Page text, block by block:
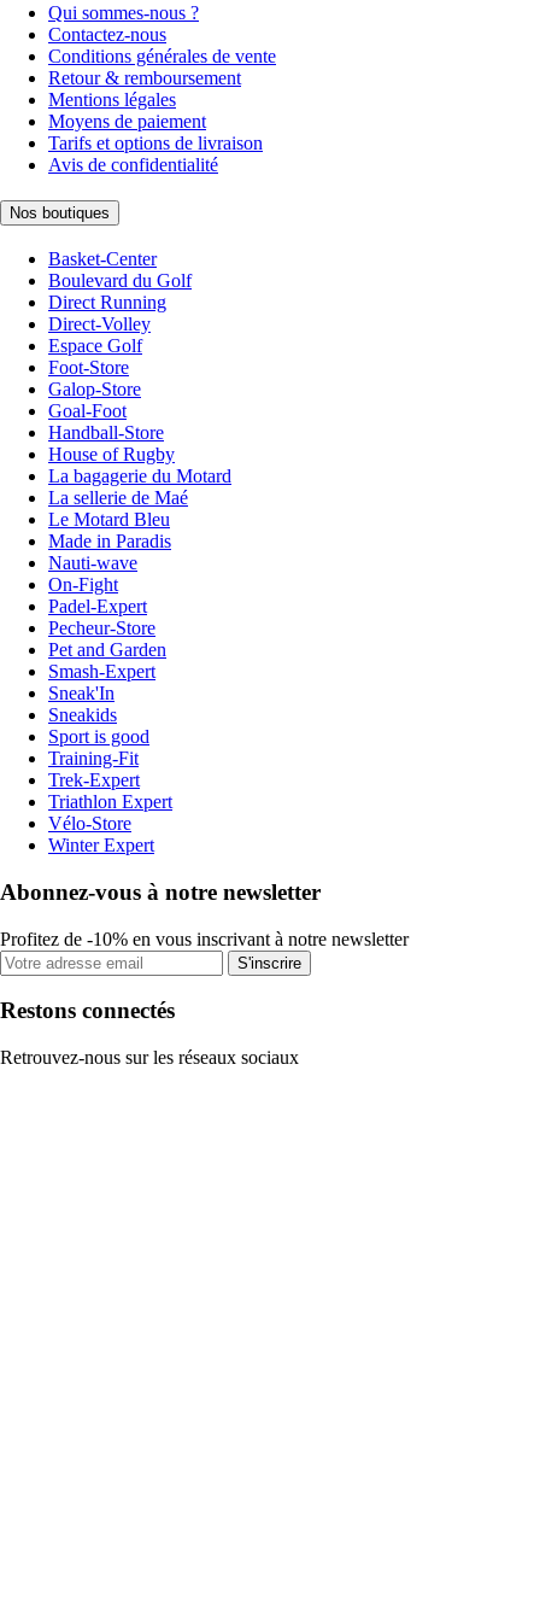
Qui sommes-nous ?
Contactez-nous
Conditions générales de vente
Retour & remboursement
Mentions légales
Moyens de paiement
Tarifs et options de livraison
Avis de confidentialité
Nos boutiques
Basket-Center
Boulevard du Golf
Direct Running
Direct-Volley
Espace Golf
Foot-Store
Galop-Store
Goal-Foot
Handball-Store
House of Rugby
La bagagerie du Motard
La sellerie de Maé
Le Motard Bleu
Made in Paradis
Nauti-wave
On-Fight
Padel-Expert
Pecheur-Store
Pet and Garden
Smash-Expert
Sneak'In
Sneakids
Sport is good
Training-Fit
Trek-Expert
Triathlon Expert
Vélo-Store
Winter Expert
Abonnez-vous à notre newsletter
Profitez de -10% en vous inscrivant à notre newsletter
S'inscrire
Restons connectés
Retrouvez-nous sur les réseaux sociaux